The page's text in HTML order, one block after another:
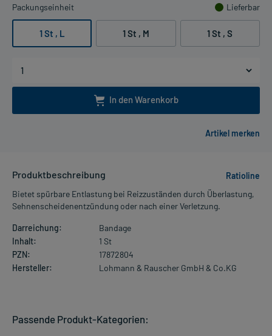
Packungseinheit Lieferbar
1 St , L 1 St , M 1 St , S
In den Warenkorb
Produktbeschreibung
Ratioline
Bietet spürbare Entlastung bei Reizzuständen durch Überlastung,
Sehnenscheidenentzündung oder nach einer Verletzung.
Darreichung:
Bandage
Inhalt:
1 St
PZN:
17872804
Hersteller:
Lohmann & Rauscher GmbH & Co.KG
Passende Produkt-Kategorien: